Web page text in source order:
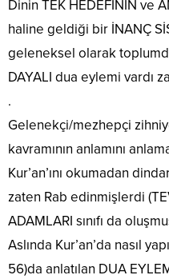
Dinin TEK HEDEFİNİN ve
haline geldiği bir İNANÇ
geleneksel olarak
DAYALI dua eylemi vardı
.
Gelenekçi/mezhepçi
kavramının anlamını
Kur’an’ını okumadan
zaten Rab edinmişlerdi
ADAMLARI sınıfı da
Aslında Kur’an’da nasıl
56)da anlatılan DUA